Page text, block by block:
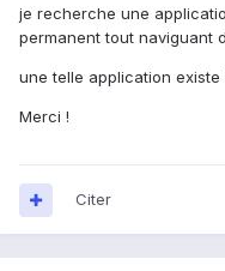
je recherche une
permanent tout naviguant
une telle application existe
Merci !
Citer